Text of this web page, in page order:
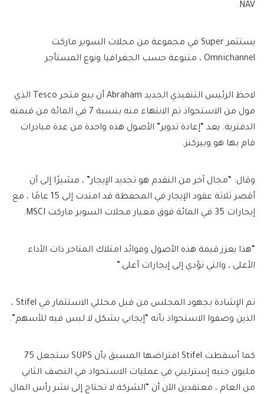
NAV.
يستثمر Super في مجموعة من محلات السوبر ماركت
Omnichannel ، متنوعة حسب الجغرافيا ونوع المستأجر
لاحظ الرئيس التنفيذي الجديد Abraham أن بيع متجر Tesco الذي
مول من الاستحواذ تم الانتهاء منه بنسبة 7 في المائة من قيمته
الدفترية. يعد “إعادة تدوير” الأصول هذه واحدة من عدة مبادرات
قام بها هو وبيركنز.
وقال: “مجال آخر من التقدم هو تجديد الإيجار” ، مشيرًا إلى أن
أقصر ثلاثة عقود الإيجار في المحفظة قد امتدت إلى 15 عامًا ، مع
إيجارات 35 في المائة فوق معيار محلات السوبر ماركت MSCI.
“هذا يعزز قيمة هذه الأصول وفوائد امتلاك المتاجر ذات الأداء
الأعلى ، والتي تؤدي إلى إيجارات أعلى.”
تم الإشادة بجهود المجلس من قبل محللي الاستثمار في Stifel ،
الذين وصفوا الاستحواذ بأنه “إيجابي بشكل لا لبس فيه للأسهم”.
كما أسقطت Stifel افتراضها المسبق بأن SUPS ستجعل 75
مليون جنيه إسترليني في عمليات الاستحواذ في النصف الثاني
من العام ، معتقدين الآن أن “الشركة لا تحتاج إلى نشر رأس المال